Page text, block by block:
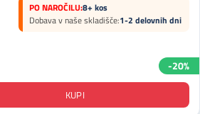
PO NAROČILU:8+ kos
Dobava v naše skladišče:1-2 delovnih dni
-20%